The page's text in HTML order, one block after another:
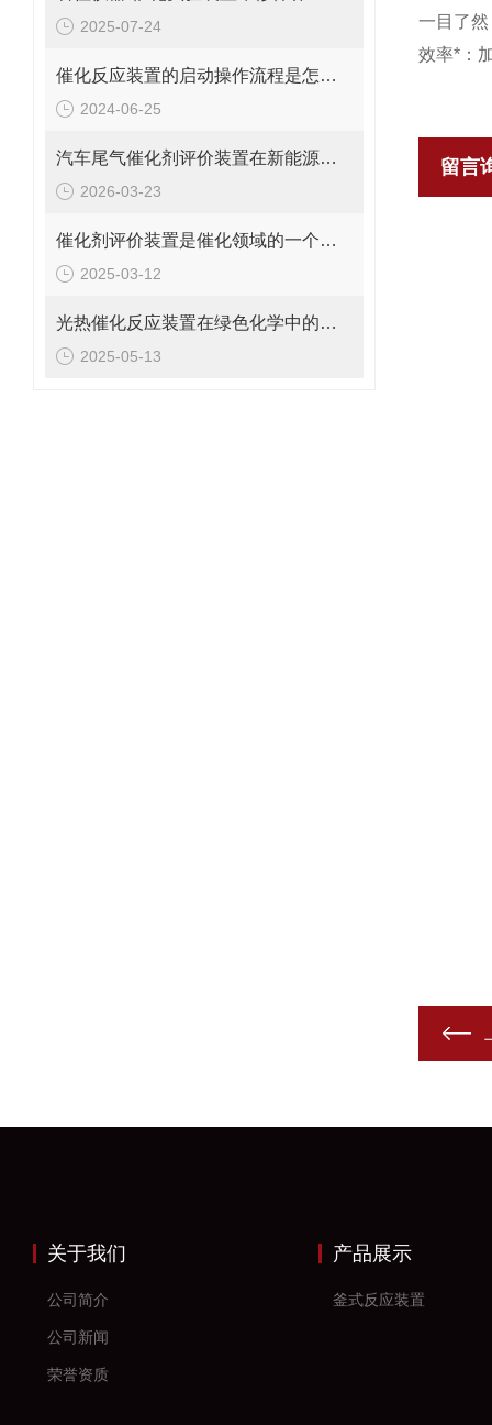
2025-07-24
催化反应装置的启动操作流程是怎样的？
2024-06-25
汽车尾气催化剂评价装置在新能源车环保测试中的应用
2026-03-23
催化剂评价装置是催化领域的一个重要工具
2025-03-12
光热催化反应装置在绿色化学中的关键作用
2025-05-13
一目了
效率*：
留言
关于我们
公司简介
公司新闻
荣誉资质
产品展示
釜式反应装置